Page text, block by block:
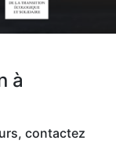
à
contactez